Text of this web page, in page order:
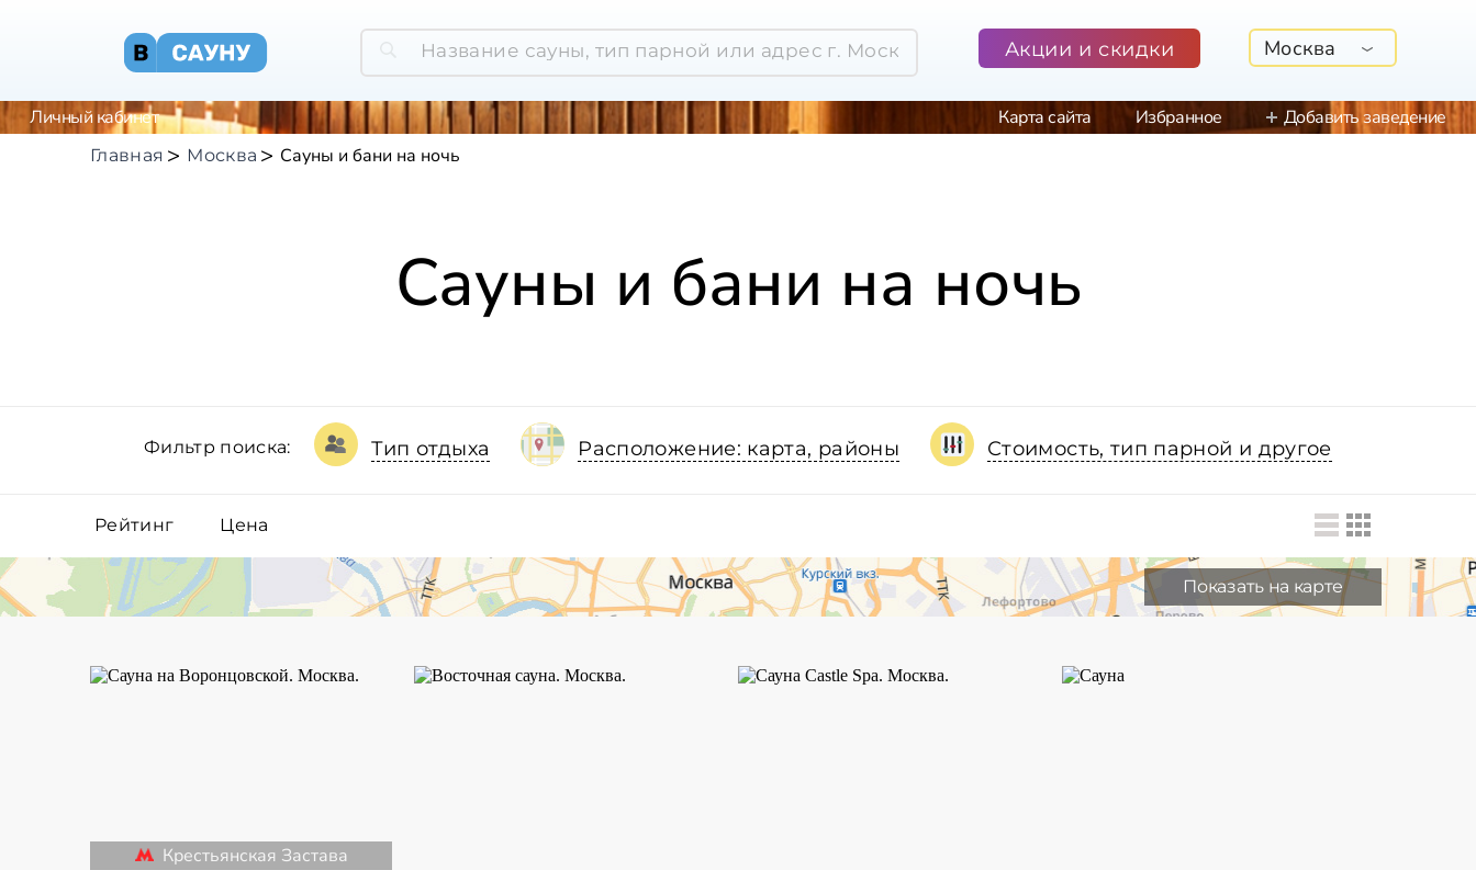
Акции и скидки Москва
Личный кабинет Карта сайта Избранное Добавить заведение
Главная Москва Сауны и бани на ночь
Сауны и бани на ночь
Фильтр поиска: Тип отдыха Расположение: карта, районы Стоимость, тип парной и другое
Рейтинг Цена
Показать на карте
Крестьянская Застава